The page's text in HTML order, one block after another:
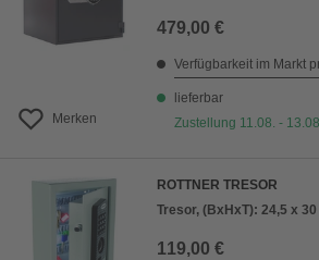
Merken
479,00 €
Verfügbarkeit im Markt
lieferbar
Zustellung 11.08. -
ROTTNER TRESOR
Tresor, (BxHxT): 24,5 x
119,00 €